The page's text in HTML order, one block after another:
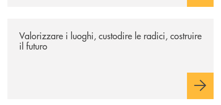
Valorizzare i luoghi, custodire le radici, costruire
il futuro